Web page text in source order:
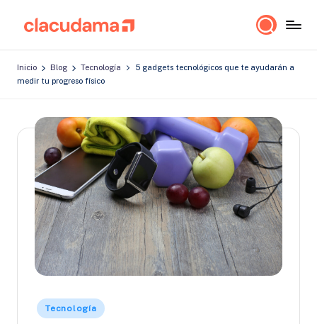
Saltar
contenido
a
c
Inicio Blog Tecnología
5 gadgets tecnológicos que te ayudarán a
medir tu progreso físico
Publicado
en
Tecnología